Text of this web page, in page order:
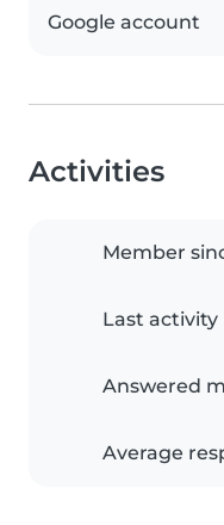
Google account
Activities
Member
Last activity
Answered
Average